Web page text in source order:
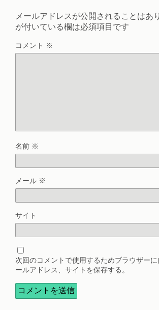
メールアドレスが公開されることはあ
が付いている欄は必須項目です
コメント ※
名前 ※
メール ※
サイト
次回のコメントで使用するためブラウザーに
ールアドレス、サイトを保存する。